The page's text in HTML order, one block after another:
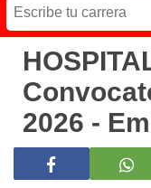
2026 -